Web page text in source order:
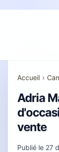
Accueil ›
Adria
vente
Publié le 27